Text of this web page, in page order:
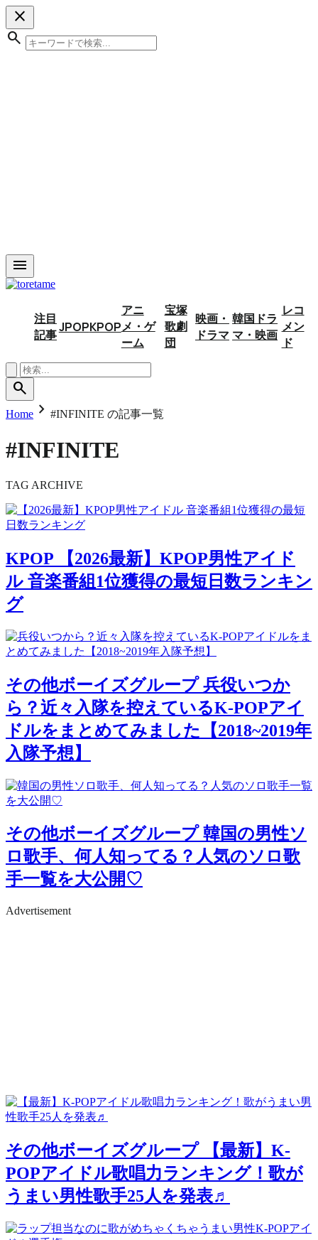
close
search
menu
注目
記事JPOPKPOP
アニ
メ・ゲ
ーム
宝塚
歌劇
団
映画・
ドラマ
韓国ドラ
マ・映画
レコ
メン
ド
search
Home chevron_right #INFINITE の記事一覧
#INFINITE
TAG ARCHIVE
KPOP 【2026最新】KPOP男性アイド
ル 音楽番組1位獲得の最短日数ランキン
グ
その他ボーイズグループ兵役いつか
ら？近々入隊を控えているK-POPアイ
ドルをまとめてみました【2018~2019年
入隊予想】
その他ボーイズグループ韓国の男性ソ
ロ歌手、何人知ってる？人気のソロ歌
手一覧を大公開♡
Advertisement
その他ボーイズグループ【最新】K-
POPアイドル歌唱力ランキング！歌が
うまい男性歌手25人を発表♬